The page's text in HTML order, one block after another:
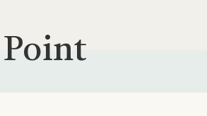
Point